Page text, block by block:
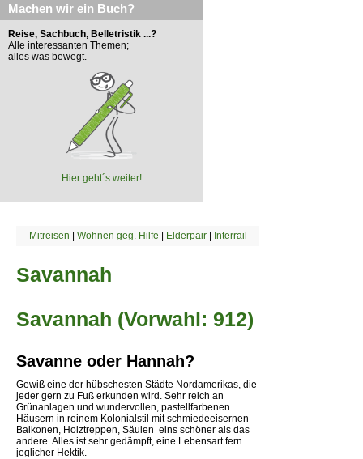
Machen wir ein Buch?
Reise, Sachbuch, Belletristik ...?
Alle interessanten Themen;
alles was bewegt.
Hier geht´s weiter!
Mitreisen | Wohnen geg. Hilfe | Elderpair| Interrail
Savannah
Savannah (Vorwahl: 912)
Savanne oder Hannah?
Gewiß eine der hübschesten Städte Nordamerikas, die
jeder gern zu Fuß erkunden wird. Sehr reich an
Grünanlagen und wundervollen, pastellfarbenen
Häusern in reinem Kolonialstil mit schmiedeeisernen
Balkonen, Holztreppen, Säulen  eins schöner als das
andere. Alles ist sehr gedämpft, eine Lebensart fern
jeglicher Hektik.